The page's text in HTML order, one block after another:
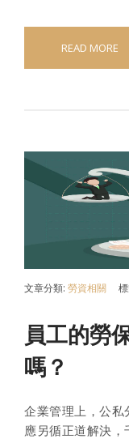
READ MORE
文章分類: 勞資相關
員工的勞
嗎？
企業管理上，公私
應另循正道解決